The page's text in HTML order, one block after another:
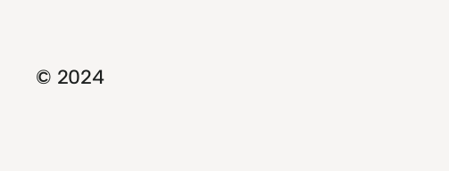
© 2024